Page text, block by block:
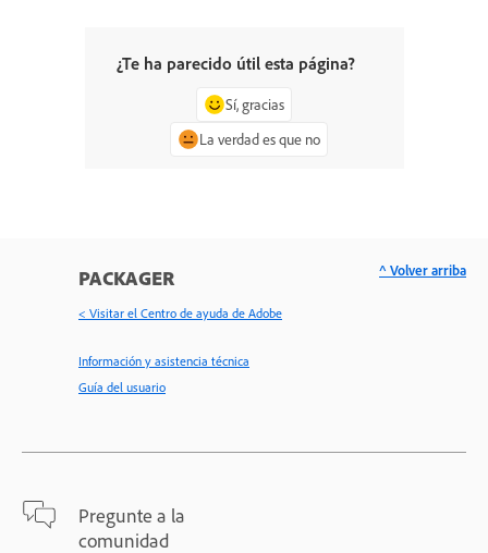
¿Te ha parecido útil esta página?
Sí, gracias
La verdad es que no
PACKAGER
< Visitar el Centro de ayuda de Adobe
Información y asistencia técnica
Guía del usuario
Pregunte a la
comunidad
^ Volver arriba